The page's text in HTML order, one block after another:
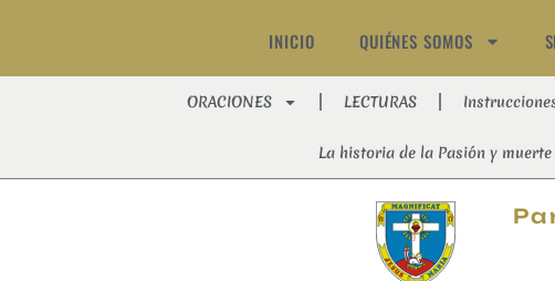
INICIO QUIÉNES SOMOS
ORACIONES LECTURAS
La historia de la Pasión y muerte